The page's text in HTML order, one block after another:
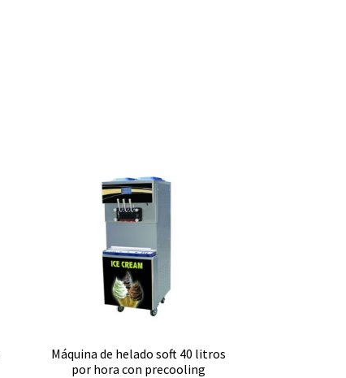
Máquina de helado soft 40 litros
por hora con precooling